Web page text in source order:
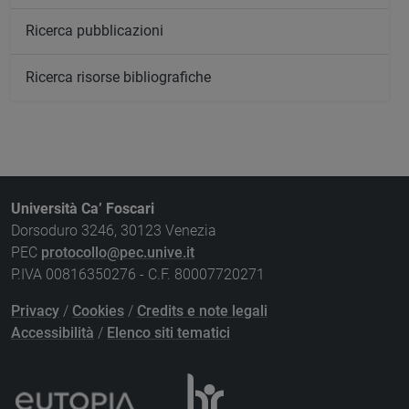
Ricerca pubblicazioni
Ricerca risorse bibliografiche
Università Ca’ Foscari
Dorsoduro 3246, 30123 Venezia
PEC protocollo@pec.unive.it
P.IVA 00816350276 - C.F. 80007720271
Privacy / Cookies / Credits e note legali
Accessibilità / Elenco siti tematici